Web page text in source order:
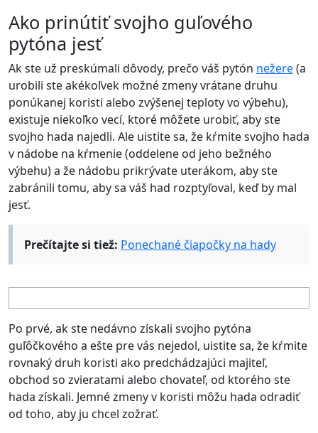
Ako prinútiť svojho guľového
pytóna jesť
Ak ste už preskúmali dôvody, prečo váš pytón nežere(a
urobili ste akékoľvek možné zmeny vrátane druhu
ponúkanej koristi alebo zvýšenej teploty vo výbehu),
existuje niekoľko vecí, ktoré môžete urobiť, aby ste
svojho hada najedli. Ale uistite sa, že kŕmite svojho hada
v nádobe na kŕmenie (oddelene od jeho bežného
výbehu) a že nádobu prikrývate uterákom, aby ste
zabránili tomu, aby sa váš had rozptyľoval, keď by mal
jesť.
Prečítajte si tiež: Ponechané čiapočky na hady
Po prvé, ak ste nedávno získali svojho pytóna
guľôčkového a ešte pre vás nejedol, uistite sa, že kŕmite
rovnaký druh koristi ako predchádzajúci majiteľ,
obchod so zvieratami alebo chovateľ, od ktorého ste
hada získali. Jemné zmeny v koristi môžu hada odradiť
od toho, aby ju chcel zožrať.